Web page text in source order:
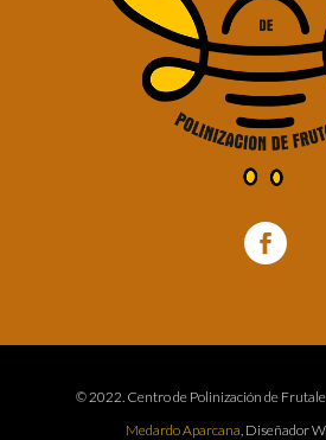
© 2022. Centro de Polinización de
Medardo Aparcana , Diseñador